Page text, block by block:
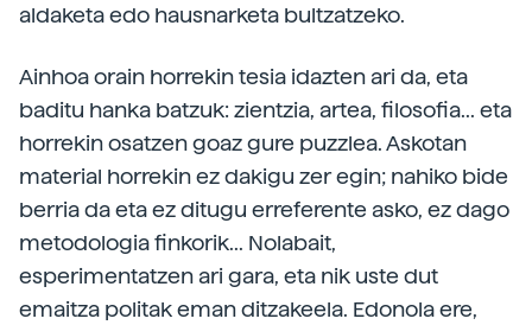
aldaketa edo hausnarketa bultzatzeko.
Ainhoa orain horrekin tesia idazten ari da, eta
baditu hanka batzuk: zientzia, artea, filosofia... eta
horrekin osatzen goaz gure puzzlea. Askotan
material horrekin ez dakigu zer egin; nahiko bide
berria da eta ez ditugu erreferente asko, ez dago
metodologia finkorik... Nolabait,
esperimentatzen ari gara, eta nik uste dut
emaitza politak eman ditzakeela. Edonola ere,